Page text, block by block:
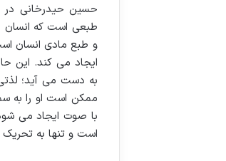
حسین حیدرخانی در
طبعی است که انسان
و طبع مادی انسان
ایجاد می کند. این
به دست می آید؛
ممکن است او را به
با صوت ایجاد می
است و تنها به